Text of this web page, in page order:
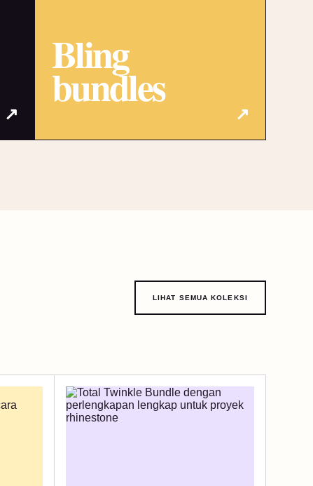
↗
Bling
bundles
↗
LIHAT SEMUA KOLEKSI